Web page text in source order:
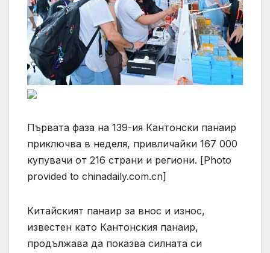
Първата фаза на 139-ия Кантонски панаир
приключва в неделя, привличайки 167 000
купувачи от 216 страни и региони. [Photo
provided to chinadaily.com.cn]
Китайският панаир за внос и износ,
известен като Кантонския панаир,
продължава да показва силната си